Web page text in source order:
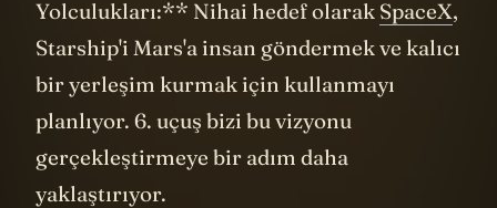
Yolculukları:** Nihai hedef olarak SpaceX,
Starship'i Mars'a insan göndermek ve kalıcı
bir yerleşim kurmak için kullanmayı
planlıyor. 6. uçuş bizi bu vizyonu
gerçekleştirmeye bir adım daha
yaklaştırıyor.